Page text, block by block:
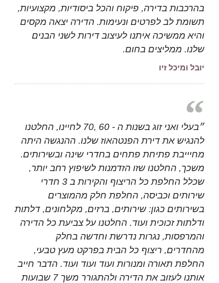
בהרכבות בדירה, פיקוח והכל ביסודיות, מקצועיות,
תשומת לב לפרטים ונעימות. הדירה יצאה מקסים
והיא ממשיכה איתנו לעיצוב דירות לשני הבנים
שלנו. ממליצים בחום.
יובל ומיכל זיו
״בעלי ואני זוג בשנות ה - 60 ,70 לחיינו, החלטנו
להנגיש את דירת הפנטהאוז שלנו. ההנגשה היתה
מחיייבת פתיחת פתחים בחדרי שינה ובשירותים.
משכך, החלטנו שזו הזדמנות לשיפוץ רחב יותר,
שכלל החלפת כל הריצוף והקירות ב 3 חדרי
שירותים וכביסה, החלפת חלק מהמוצרים
בשירותים כגון: שירותים, ברזים, מקלחונים, דלתות
ודלתות זכוכית ועוד. החלטנו על צביעת כל הדירה
והמרפסות, נגרות נדרשת וחדשה בחלק
מהחדרים, ריצוף כל הבית בפרקט מעץ טבעי,
החלפת תאורה ומנורות ועוד ועוד ועוד. הדבר חייב
אותנו לעזוב את הדירה ולהתגורר משך 7 שבועות